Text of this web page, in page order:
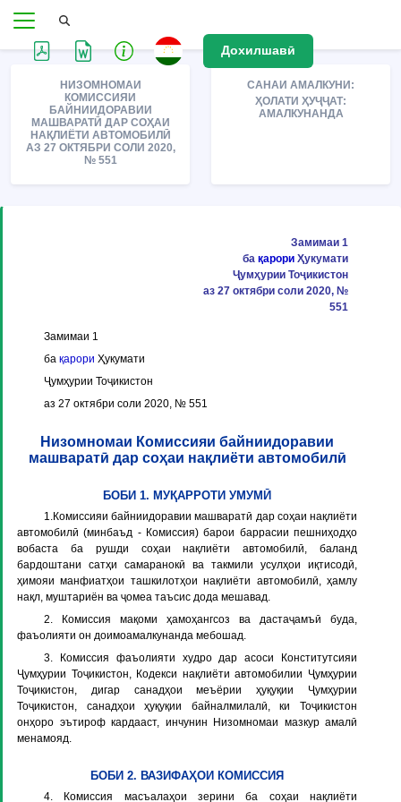
Дохилшавӣ
НИЗОМНОМАИ
КОМИССИЯИ
БАЙНИИДОРАВИИ
МАШВАРАТӢ ДАР СОҲАИ
НАҚЛИЁТИ АВТОМОБИЛӢ
АЗ 27 ОКТЯБРИ СОЛИ 2020,
№ 551
САНАИ АМАЛКУНИ:
ҲОЛАТИ ҲУҶҶАТ:
АМАЛКУНАНДА
Замимаи 1
ба қарори Ҳукумати
Ҷумҳурии Тоҷикистон
аз 27 октябри соли 2020, №
551
Замимаи 1
ба қарори Ҳукумати
Ҷумҳурии Тоҷикистон
аз 27 октябри соли 2020, № 551
Низомномаи Комиссияи байниидоравии
машваратӣ дар соҳаи нақлиёти автомобилӣ
БОБИ 1. МУҚАРРОТИ УМУМӢ
1.Комиссияи байниидоравии машваратӣ дар соҳаи нақлиёти
автомобилӣ (минбаъд - Комиссия) барои баррасии пешниҳодҳо
вобаста ба рушди соҳаи нақлиёти автомобилӣ, баланд
бардоштани сатҳи самаранокӣ ва такмили усулҳои иқтисодӣ,
ҳимояи манфиатҳои ташкилотҳои нақлиёти автомобилӣ, ҳамлу
нақл, муштариён ва ҷомеа таъсис дода мешавад.
2. Комиссия мақоми ҳамоҳангсоз ва дастаҷамъӣ буда,
фаъолияти он доимоамалкунанда мебошад.
3. Комиссия фаъолияти худро дар асоси Конститутсияи
Ҷумҳурии Тоҷикистон, Кодекси нақлиёти автомобилии Ҷумҳурии
Тоҷикистон, дигар санадҳои меъёрии ҳуқуқии Ҷумҳурии
Тоҷикистон, санадҳои ҳуқуқии байналмилалӣ, ки Тоҷикистон
онҳоро эътироф кардааст, инчунин Низомномаи мазкур амалӣ
менамояд.
БОБИ 2. ВАЗИФАҲОИ КОМИССИЯ
4. Комиссия масъалаҳои зерини ба соҳаи нақлиёти